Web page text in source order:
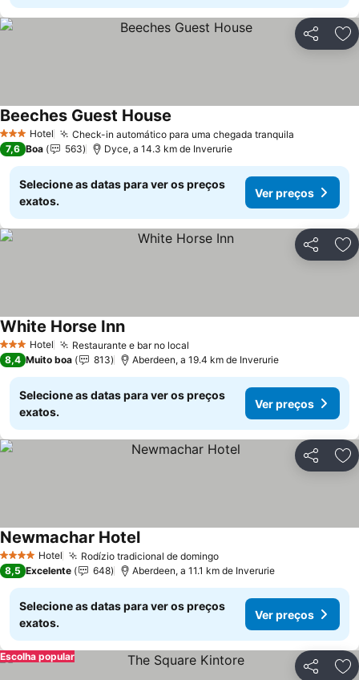
Partilhar
3 EstrelasHotel Check-in automático para uma chegada tranquila
Beeches Guest House
7,6 Boa 563 Dyce, a 14.3 km de Inverurie
Selecione as datas para ver os preços
exatos.
Ver preços
Partilhar
3 EstrelasHotel Restaurante e bar no local
White Horse Inn
8,4 Muito boa 813 Aberdeen, a 19.4 km de Inverurie
Selecione as datas para ver os preços
exatos.
Ver preços
Partilhar
4 EstrelasHotel Rodízio tradicional de domingo
Newmachar Hotel
8,5 Excelente 648 Aberdeen, a 11.1 km de Inverurie
Selecione as datas para ver os preços
exatos.
Ver preços
Partilhar
Escolha popular